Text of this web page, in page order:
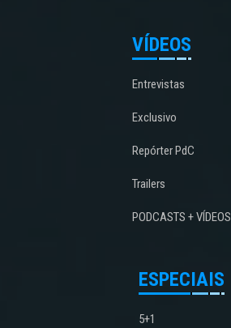
VÍDEOS
Entrevistas
Exclusivo
Repórter PdC
Trailers
PODCASTS + VÍDEOS
ESPECIAIS
5+1